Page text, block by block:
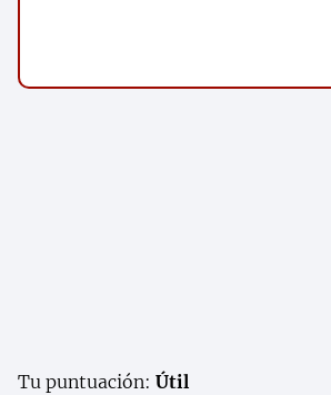
Tu puntuación: Útil